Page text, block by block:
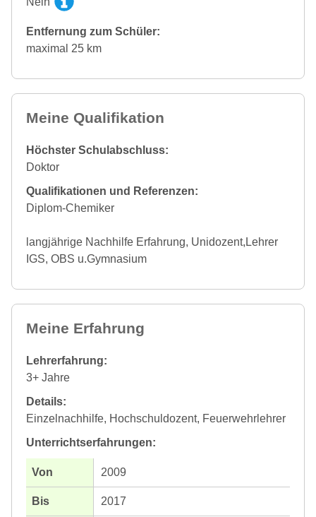
Entfernung zum Schüler:
maximal 25 km
Meine Qualifikation
Höchster Schulabschluss:
Doktor
Qualifikationen und Referenzen:
Diplom-Chemiker
langjährige Nachhilfe Erfahrung, Unidozent,Lehrer
IGS, OBS u.Gymnasium
Meine Erfahrung
Lehrerfahrung:
3+ Jahre
Details:
Einzelnachhilfe, Hochschuldozent, Feuerwehrlehrer
Unterrichtserfahrungen:
2009
2017